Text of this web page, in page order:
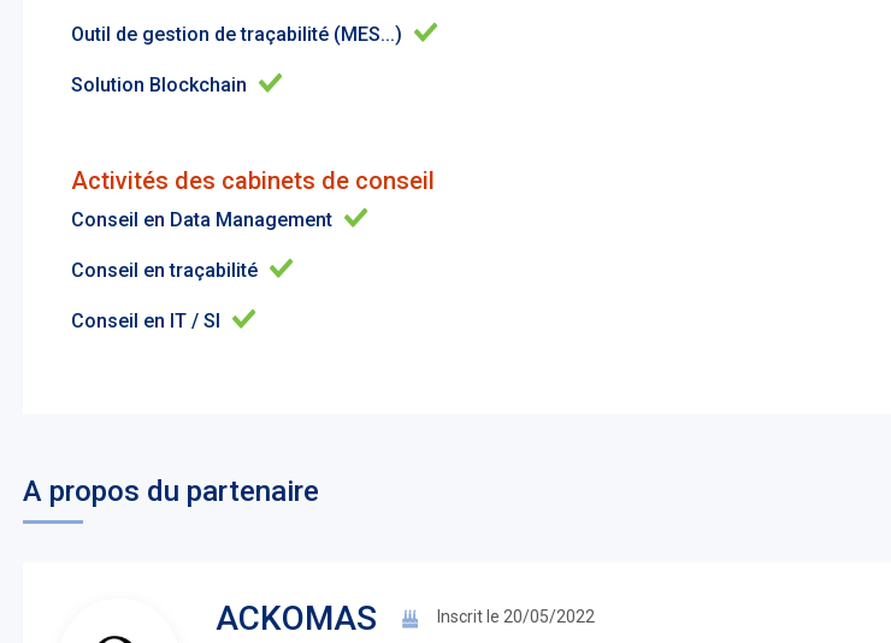
Outil de gestion de traçabilité (MES...)
Solution Blockchain
Activités des cabinets de conseil
Conseil en Data Management
Conseil en traçabilité
Conseil en IT / SI
A propos du partenaire
ACKOMAS Inscrit le 20/05/2022